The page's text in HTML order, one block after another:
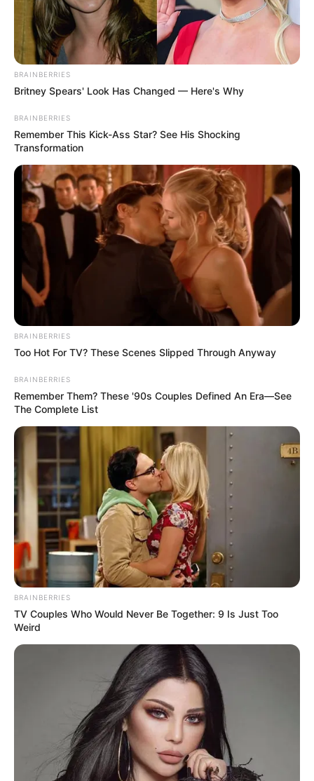
ΤΑΥΤΟΤΗΤΑ ΚΑΙ ΕΠΙΚΟΙΝΩΝΙΑ ΟΡΟΙ ΧΡΗΣΗΣ
BRAINBERRIES
Britney Spears' Look Has Changed — Here's Why
BRAINBERRIES
Remember This Kick-Ass Star? See His Shocking
Transformation
BRAINBERRIES
Too Hot For TV? These Scenes Slipped Through Anyway
BRAINBERRIES
Remember Them? These '90s Couples Defined An Era—See
The Complete List
BRAINBERRIES
TV Couples Who Would Never Be Together: 9 Is Just Too
Weird